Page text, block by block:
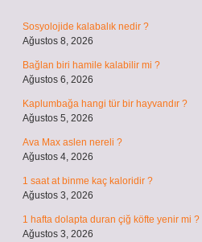
Sosyolojide kalabalık nedir ?
Ağustos 8, 2026
Bağlan biri hamile kalabilir mi ?
Ağustos 6, 2026
Kaplumbağa hangi tür bir hayvandır ?
Ağustos 5, 2026
Ava Max aslen nereli ?
Ağustos 4, 2026
1 saat at binme kaç kaloridir ?
Ağustos 3, 2026
1 hafta dolapta duran çiğ köfte yenir mi ?
Ağustos 3, 2026